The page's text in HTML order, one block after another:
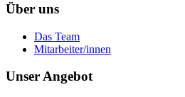
Über uns
Das Team
Mitarbeiter/innen
Unser Angebot